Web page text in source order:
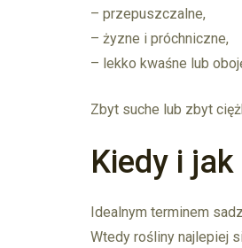
– przepuszczalne,
– żyzne i próchniczne,
– lekko kwaśne lub
Zbyt suche lub zbyt
Kiedy i
Idealnym terminem
Wtedy rośliny najlepiej